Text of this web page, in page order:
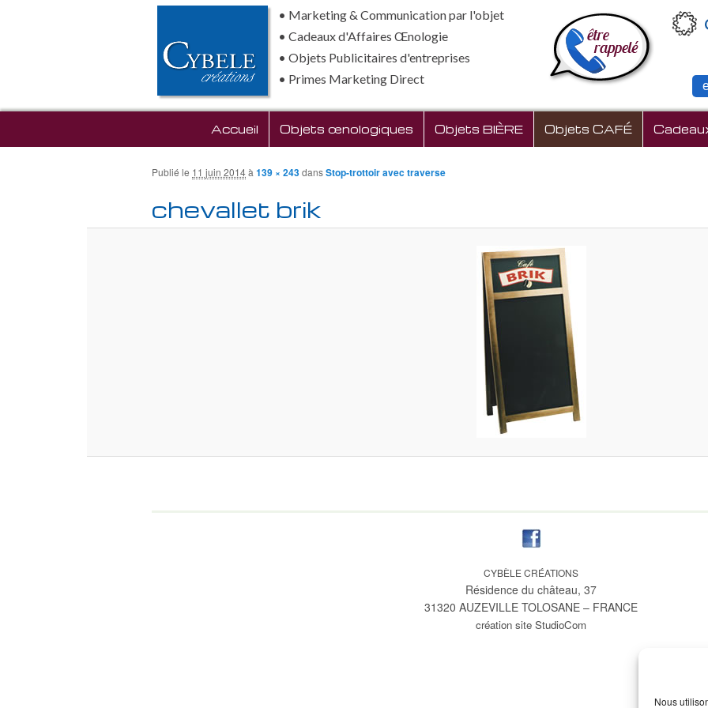
Nous
• Marketing & Communication par l'objet
• Cadeaux d'Affaires Œnologie
• Objets Publicitaires d'entreprises
• Primes Marketing Direct
Aller au contenu principal
Accueil Objets œnologiques Objets BIÈRE Objets CAFÉ
chevallet brik
Publié le 11 juin 2014à 139 × 243dansStop-trottoir avec traverse
CYBÈLE CRÉATIONS
Résidence du château, 37
31320 AUZEVILLE TOLOSANE – FRANCE
création site StudioCom